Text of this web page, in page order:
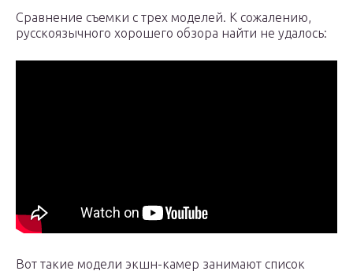
Сравнение съемки с трех моделей. К сожалению,
русскоязычного хорошего обзора найти не удалось:
Вот такие модели экшн-камер занимают список